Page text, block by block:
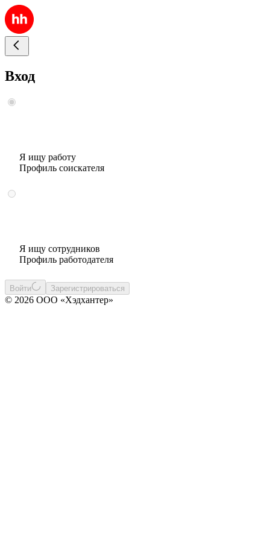
Вход
Я ищу работу
Профиль соискателя
Я ищу сотрудников
Профиль работодателя
Войти Зарегистрироваться
© 2026 ООО «Хэдхантер»